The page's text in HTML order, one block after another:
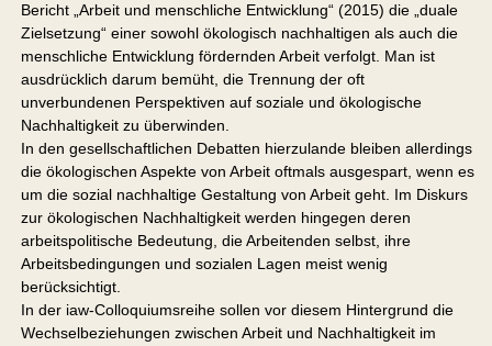
Bericht „Arbeit und menschliche Entwicklung“ (2015) die „duale
Zielsetzung“ einer sowohl ökologisch nachhaltigen als auch die
menschliche Entwicklung fördernden Arbeit verfolgt. Man ist
ausdrücklich darum bemüht, die Trennung der oft
unverbundenen Perspektiven auf soziale und ökologische
Nachhaltigkeit zu überwinden.
In den gesellschaftlichen Debatten hierzulande bleiben allerdings
die ökologischen Aspekte von Arbeit oftmals ausgespart, wenn es
um die sozial nachhaltige Gestaltung von Arbeit geht. Im Diskurs
zur ökologischen Nachhaltigkeit werden hingegen deren
arbeitspolitische Bedeutung, die Arbeitenden selbst, ihre
Arbeitsbedingungen und sozialen Lagen meist wenig
berücksichtigt.
In der iaw-Colloquiumsreihe sollen vor diesem Hintergrund die
Wechselbeziehungen zwischen Arbeit und Nachhaltigkeit im